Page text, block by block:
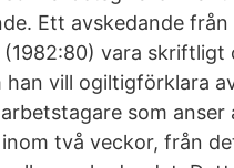
Ett avskedande
vara skriftligt
vill ogiltigförklara
som
två veckor, från